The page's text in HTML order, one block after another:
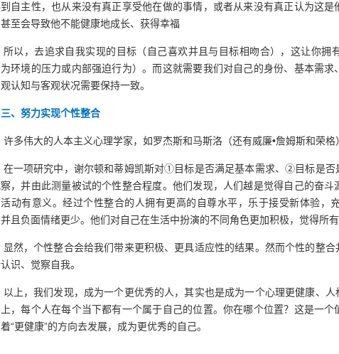
自主性，也从来没有真正享受他在做的事情，或者从来没有真正认为这
至会导致他不能健康地成长、获得幸福
所以，去追求自我实现的目标（自己喜欢并且与目标相吻合），这让你拥
为环境的压力或内部强迫行为）。而这就需要我们对自己的身份、基本需
认知与客观状况需要保持一致。
三、努力实现个性整合
许多伟大的人本主义心理学家，如罗杰斯和马斯洛（还有威廉•詹姆斯和荣格
在一项研究中，谢尔顿和蒂姆凯斯对①目标是否满足基本需求、②目标是
，并由此测量被试的个性整合程度。他们发现，人们越是觉得自己的奋
动有意义。经过个性整合的人拥有更高的自尊水平，乐于接受新体验，
且负面情绪更少。他们对自己在生活中扮演的不同角色更加积极，觉得所有
显然，个性整合会给我们带来更积极、更具适应性的结果。然而个性的整
识、觉察自我。
以上，我们发现，成为一个更优秀的人，其实也是成为一个心理更健康、
，每个人在每个当下都有一个属于自己的位置。你在哪个位置？这是一
“更健康”的方向去发展，成为更优秀的自己。